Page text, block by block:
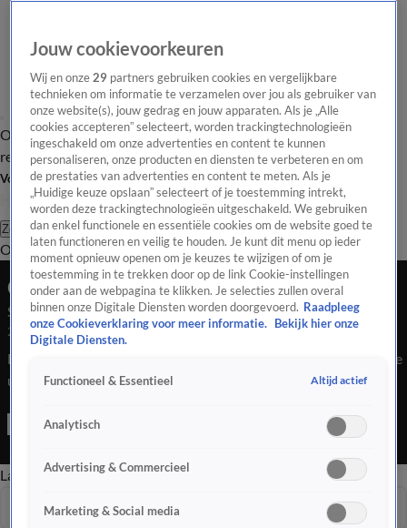
Overzicht Laatste nieuws Regionieuws Het beste van Hart
Tip de
redactie
Volg Hart van Nederland
Zoeken
OverzichtRegioUitzendingenWeerTip de redactiePanelVideo's
Ochtend Editie
Seizoen 2026, aflevering 419
27 jan, 10:00
Bekijk aflevering 419 van Hart van Nederland - Ochtend Editie
uit seizoen 2026 hier. Deze aflevering is uitgezonden op 27
Editie is een Nieuws programma
Late EditieOchtend EditieVroege Editie
Seizoen 2026
Jouw cookievoorkeuren
Wij en onze29 partners gebruiken cookies en vergelijkbare
technieken om informatie te verzamelen over jou als gebruiker van
onze website(s), jouw gedrag en jouw apparaten. Als je „Alle
cookies accepteren” selecteert, worden trackingtechnologieën
ingeschakeld om onze advertenties en content te kunnen
personaliseren, onze producten en diensten te verbeteren en om
de prestaties van advertenties en content te meten. Als je
„Huidige keuze opslaan” selecteert of je toestemming intrekt,
worden deze trackingtechnologieën uitgeschakeld. We gebruiken
dan enkel functionele en essentiële cookies om de website goed te
laten functioneren en veilig te houden. Je kunt dit menu op ieder
moment opnieuw openen om je keuzes te wijzigen of om je
toestemming in te trekken door op de link Cookie-instellingen
onder aan de webpagina te klikken. Je selecties zullen overal
binnen onze Digitale Diensten worden doorgevoerd. Raadpleeg
onze Cookieverklaring voor meer informatie.
Bekijk hier onze
Digitale Diensten.
Functioneel & Essentieel Altijd actief
Analytisch
Advertising & Commercieel
Marketing & Social media